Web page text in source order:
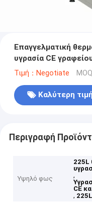
Επαγγελματική
υγρασία CE
Τιμή：Negotiate
Καλύτερη τιμή
Περιγραφή
Υψηλό φως
225L
,
CE
,